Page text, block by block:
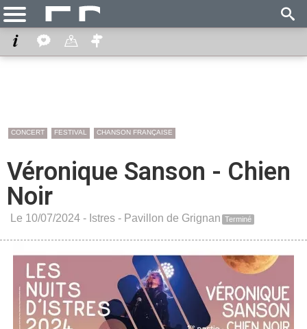
CONCERT FESTIVAL CHANSON FRANÇAISE
Véronique Sanson - Chien
Noir
Le 10/07/2024 - Istres - Pavillon de Grignan Terminé